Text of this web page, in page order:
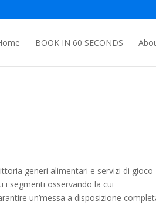
BOOK IN 60 SECONDS
generi alimentari e servizi di gioco
segmenti osservando la cui
un’messa a disposizione